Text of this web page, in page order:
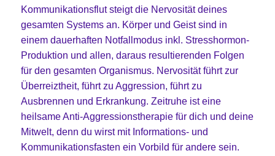
Kommunikationsflut steigt die Nervosität deines
gesamten Systems an. Körper und Geist sind in
einem dauerhaften Notfallmodus inkl. Stresshormon-
Produktion und allen, daraus resultierenden Folgen
für den gesamten Organismus. Nervosität führt zur
Überreiztheit, führt zu Aggression, führt zu
Ausbrennen und Erkrankung. Zeitruhe ist eine
heilsame Anti-Aggressionstherapie für dich und deine
Mitwelt, denn du wirst mit Informations- und
Kommunikationsfasten ein Vorbild für andere sein.